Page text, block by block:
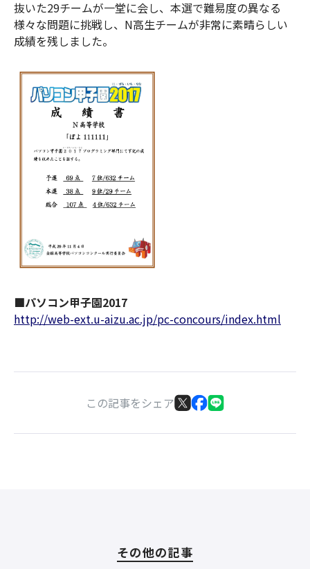
抜いた29チームが一堂に会し、本選で難易度の異なる
様々な問題に挑戦し、N高生チームが非常に素晴らしい
成績を残しました。
■パソコン甲子園2017
http://web-ext.u-aizu.ac.jp/pc-concours/index.html
この記事をシェア
その他の記事